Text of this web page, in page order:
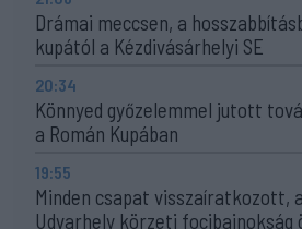
Drámai meccsen, a
kupától a Kézdivásárhelyi SE
20:34
Könnyed győzelemmel jutott
a Román Kupában
19:55
Minden csapat visszaíratkozott,
Udvarhely körzeti focibajnokság